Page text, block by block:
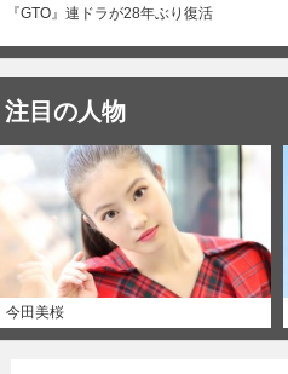
『GTO』連ドラが28年ぶり復活
注目の人物
今田美桜